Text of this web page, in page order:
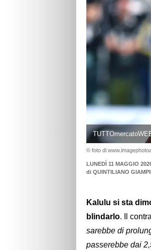
© foto di
LUNEDÌ 11 MAGGIO
di QUINTILIANO
Kalulu si sta
blindarlo. Il
sarebbe di
passerebbe dai